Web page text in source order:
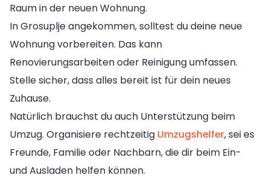
Raum in der neuen Wohnung.
In Grosuplje angekommen, solltest du deine neue
Wohnung vorbereiten. Das kann
Renovierungsarbeiten oder Reinigung umfassen.
Stelle sicher, dass alles bereit ist für dein neues
Zuhause.
Natürlich brauchst du auch Unterstützung beim
Umzug. Organisiere rechtzeitig Umzugshelfer, sei es
Freunde, Familie oder Nachbarn, die dir beim Ein-
und Ausladen helfen können.